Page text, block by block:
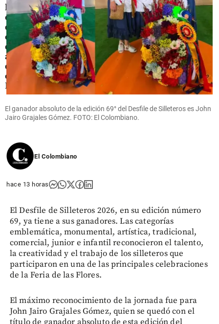
las
órdenes
de
captura
de los
asesinos
de Julián
en Las
Palmas
share
El ganador absoluto de la edición 69° del Desfile de Silleteros es John
Jairo Grajales Gómez. FOTO: El Colombiano.
El Colombiano
hace 13 horas
El Desfile de Silleteros 2026, en su edición número
69, ya tiene a sus ganadores. Las categorías
emblemática, monumental, artística, tradicional,
comercial, junior e infantil reconocieron el talento,
la creatividad y el trabajo de los silleteros que
participaron en una de las principales celebraciones
de la Feria de las Flores.
El máximo reconocimiento de la jornada fue para
John Jairo Grajales Gómez, quien se quedó con el